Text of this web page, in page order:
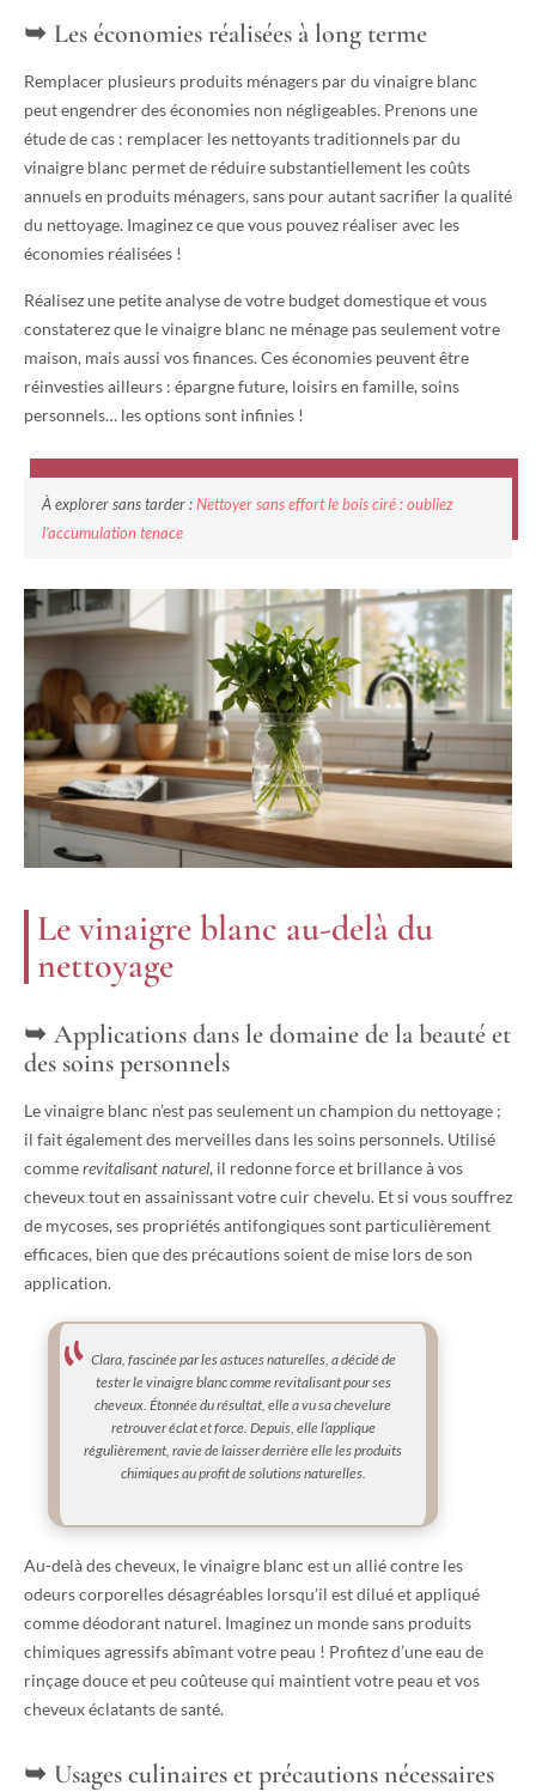
Les économies réalisées à long terme
Remplacer plusieurs produits ménagers par du vinaigre blanc
peut engendrer des économies non négligeables. Prenons une
étude de cas : remplacer les nettoyants traditionnels par du
vinaigre blanc permet de réduire substantiellement les coûts
annuels en produits ménagers, sans pour autant sacrifier la qualité
du nettoyage. Imaginez ce que vous pouvez réaliser avec les
économies réalisées !
Réalisez une petite analyse de votre budget domestique et vous
constaterez que le vinaigre blanc ne ménage pas seulement votre
maison, mais aussi vos finances. Ces économies peuvent être
réinvesties ailleurs : épargne future, loisirs en famille, soins
personnels… les options sont infinies !
À explorer sans tarder :Nettoyer sans effort le bois ciré : oubliez
l’accumulation tenace
Le vinaigre blanc au-delà du
nettoyage
Applications dans le domaine de la beauté et
des soins personnels
Le vinaigre blanc n’est pas seulement un champion du nettoyage ;
il fait également des merveilles dans les soins personnels. Utilisé
commerevitalisant naturel, il redonne force et brillance à vos
cheveux tout en assainissant votre cuir chevelu. Et si vous souffrez
de mycoses, ses propriétés antifongiques sont particulièrement
efficaces, bien que des précautions soient de mise lors de son
application.
Clara, fascinée par les astuces naturelles, a décidé de
tester le vinaigre blanc comme revitalisant pour ses
cheveux. Étonnée du résultat, elle a vu sa chevelure
retrouver éclat et force. Depuis, elle l’applique
régulièrement, ravie de laisser derrière elle les produits
chimiques au profit de solutions naturelles.
Au-delà des cheveux, le vinaigre blanc est un allié contre les
odeurs corporelles désagréables lorsqu’il est dilué et appliqué
comme déodorant naturel. Imaginez un monde sans produits
chimiques agressifs abîmant votre peau ! Profitez d’une eau de
rinçage douce et peu coûteuse qui maintient votre peau et vos
cheveux éclatants de santé.
Usages culinaires et précautions nécessaires